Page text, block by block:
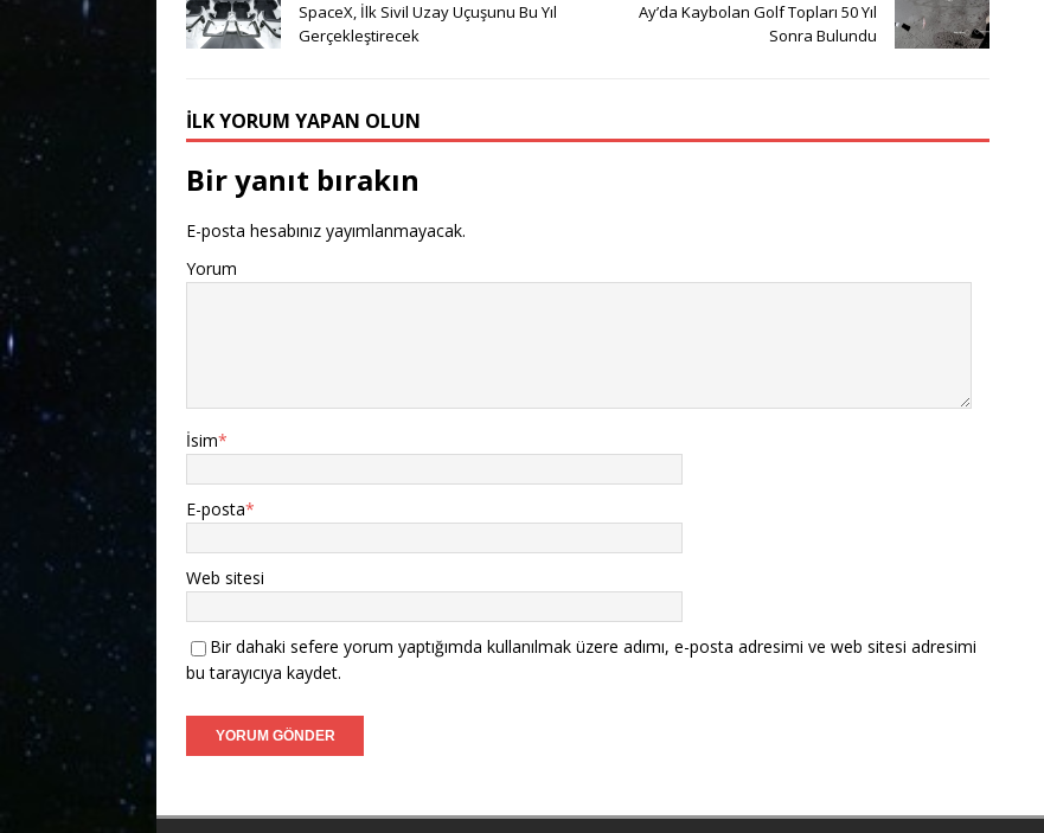
SpaceX, İlk Sivil Uzay Uçuşunu Bu Yıl
Gerçekleştirecek
Ay’da Kaybolan Golf Topları 50 Yıl
Sonra Bulundu
İLK YORUM YAPAN OLUN
Bir yanıt bırakın
E-posta hesabınız yayımlanmayacak.
Yorum
İsim*
E-posta*
Web sitesi
Bir dahaki sefere yorum yaptığımda kullanılmak üzere adımı, e-posta adresimi ve web sitesi adresimi
bu tarayıcıya kaydet.